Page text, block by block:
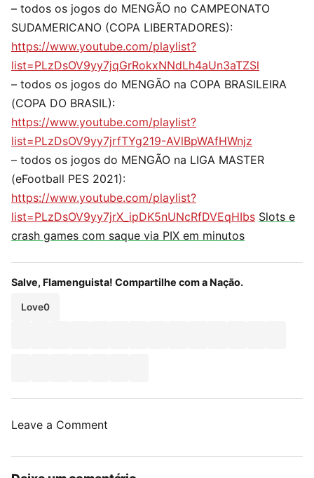
– todos os jogos do MENGÃO no CAMPEONATO
SUDAMERICANO (COPA LIBERTADORES):
https://www.youtube.com/playlist?
list=PLzDsOV9yy7jqGrRokxNNdLh4aUn3aTZSl
– todos os jogos do MENGÃO na COPA BRASILEIRA
(COPA DO BRASIL):
https://www.youtube.com/playlist?
list=PLzDsOV9yy7jrfTYg219-AVlBpWAfHWnjz
– todos os jogos do MENGÃO na LIGA MASTER
(eFootball PES 2021):
https://www.youtube.com/playlist?
list=PLzDsOV9yy7jrX_ipDK5nUNcRfDVEqHIbs Slots e
crash games com saque via PIX em minutos
Salve, Flamenguista! Compartilhe com a Nação.
Love0
Leave a Comment